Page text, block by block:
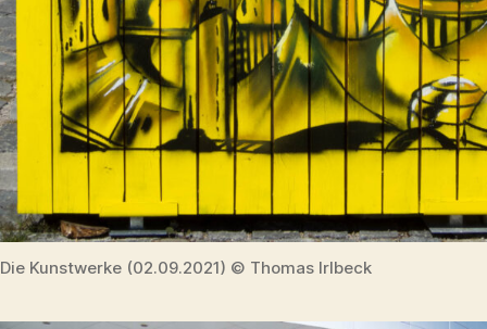
Die Kunstwerke (02.09.2021) © Thomas Irlbeck